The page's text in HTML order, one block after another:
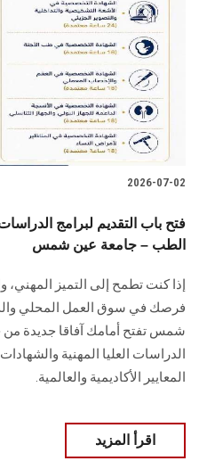
2026-07-02
فتح باب التقديم لبرامج
الطب – جامعة عين شمس
إذا كنت تطمح إلى التميز
فرصك في سوق العمل المحلي
شمس تفتح أمامك آفاقا جديدة من
الدراسات العليا المهنية
المعايير الأكاديمية والعالمية.
اقرأ المزيد